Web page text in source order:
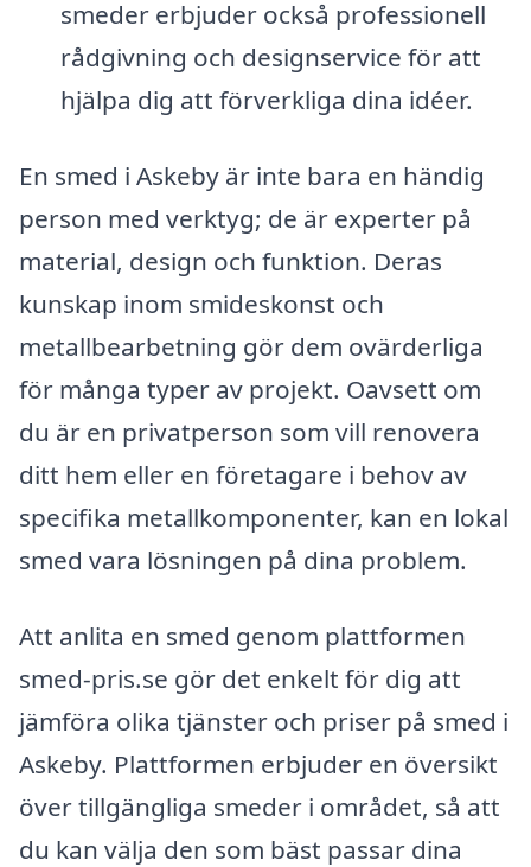
smeder erbjuder också professionell
rådgivning och designservice för att
hjälpa dig att förverkliga dina idéer.
En smed i Askeby är inte bara en händig
person med verktyg; de är experter på
material, design och funktion. Deras
kunskap inom smideskonst och
metallbearbetning gör dem ovärderliga
för många typer av projekt. Oavsett om
du är en privatperson som vill renovera
ditt hem eller en företagare i behov av
specifika metallkomponenter, kan en lokal
smed vara lösningen på dina problem.
Att anlita en smed genom plattformen
smed-pris.se gör det enkelt för dig att
jämföra olika tjänster och priser på smed i
Askeby. Plattformen erbjuder en översikt
över tillgängliga smeder i området, så att
du kan välja den som bäst passar dina